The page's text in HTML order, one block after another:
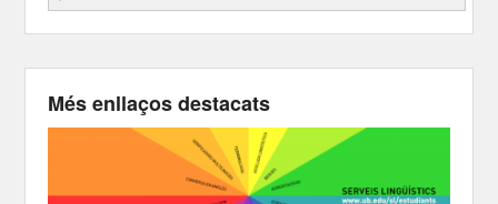
Més enllaços destacats